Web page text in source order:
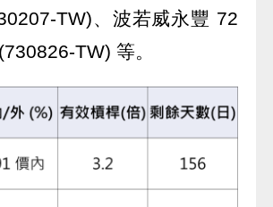
TW)、波若威永豐 72
TW) 等。